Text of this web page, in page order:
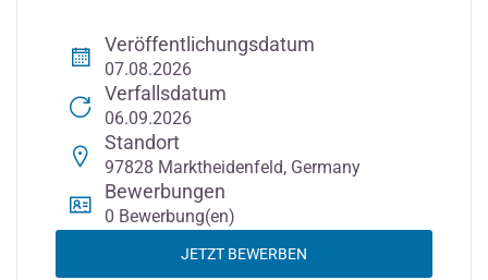
Veröffentlichungsdatum
07.08.2026
Verfallsdatum
06.09.2026
Standort
97828 Marktheidenfeld, Germany
Bewerbungen
0 Bewerbung(en)
JETZT BEWERBEN